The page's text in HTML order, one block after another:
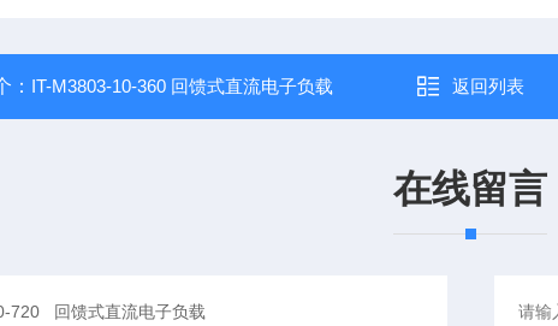
： IT-M3803-10-360 回馈式直流电子负载 返回列表
在线留言